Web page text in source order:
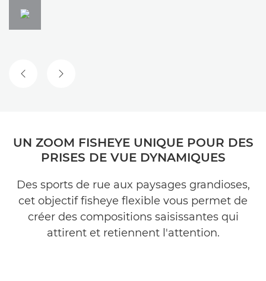
DIAPOSITIVE PRÉCÉDENTE
DIAPOSITIVE SUIVANTE
UN ZOOM FISHEYE UNIQUE POUR DES
PRISES DE VUE DYNAMIQUES
Des sports de rue aux paysages grandioses,
cet objectif fisheye flexible vous permet de
créer des compositions saisissantes qui
attirent et retiennent l'attention.